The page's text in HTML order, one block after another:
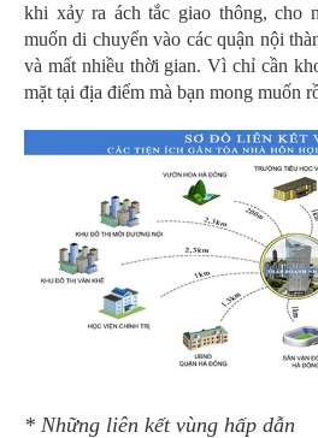
khi xảy ra ách tắc giao thông, cho
muốn di chuyển vào các quận nội
và mất nhiều thời gian. Vì chỉ cần
mặt tại địa điểm mà bạn mong muốn
* Những liên kết vùng hấp dẫn